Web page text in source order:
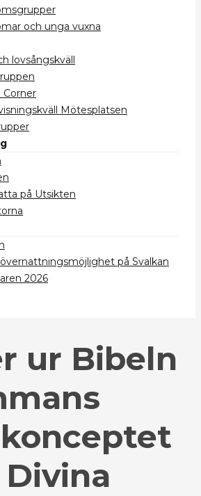
och unga vuxna
lovsångskväll
Corner
Mötesplatsen
på Utsikten
på Svalkan
2026
ur Bibeln